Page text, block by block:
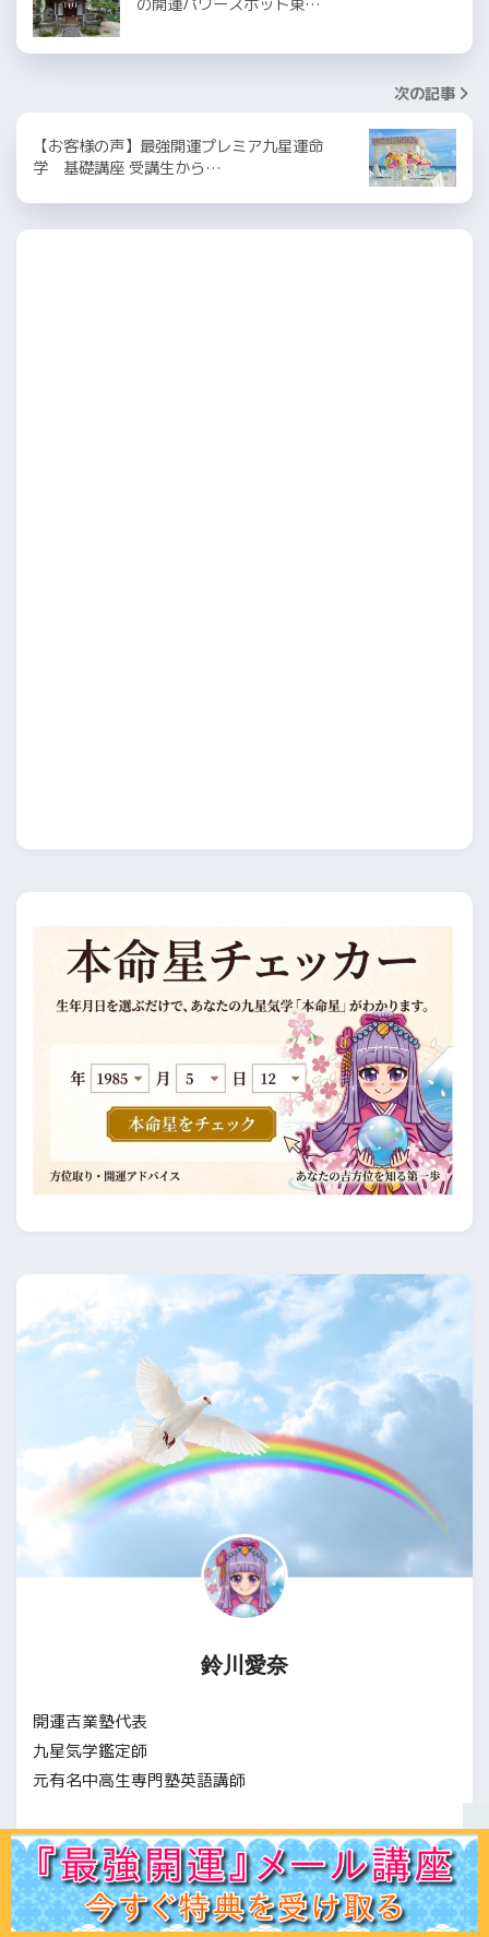
次の記事
【お客様の声】最強開運プレミア九星運命
学 基礎講座 受講生から…
鈴川愛奈
開運吉業塾代表
九星気学鑑定師
元有名中高生専門塾英語講師
桜美林高校卒業
青山学院大学経営学部経営学科卒業
持ち前の不思議な直観力と潜在意識＆九星気学を活用し
てあなたの未来を確実に開運させます
ホーム 初見の方へﾌﾟﾛﾌｨｰﾙ 鑑定ﾒﾆｭｰ運命学講座易占講座お客様声体験談 記事一覧お問合せ Q＆A 出版書